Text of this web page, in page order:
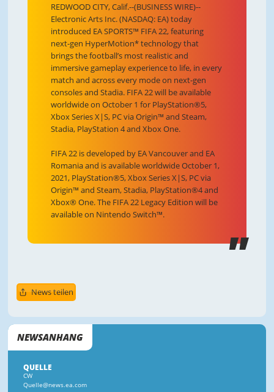
REDWOOD CITY, Calif.--(BUSINESS WIRE)--
Electronic Arts Inc. (NASDAQ: EA) today
introduced EA SPORTS™ FIFA 22, featuring
next-gen HyperMotion* technology that
brings the football’s most realistic and
immersive gameplay experience to life, in every
match and across every mode on next-gen
consoles and Stadia. FIFA 22 will be available
worldwide on October 1 for PlayStation®5,
Xbox Series X|S, PC via Origin™ and Steam,
Stadia, PlayStation 4 and Xbox One.
FIFA 22 is developed by EA Vancouver and EA
Romania and is available worldwide October 1,
2021, PlayStation®5, Xbox Series X|S, PC via
Origin™ and Steam, Stadia, PlayStation®4 and
Xbox® One. The FIFA 22 Legacy Edition will be
available on Nintendo Switch™.
News teilen
NEWSANHANG
QUELLE
CW
Quelle@news.ea.com